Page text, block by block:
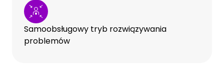
Samoobsługowy tryb rozwiązywania
problemów